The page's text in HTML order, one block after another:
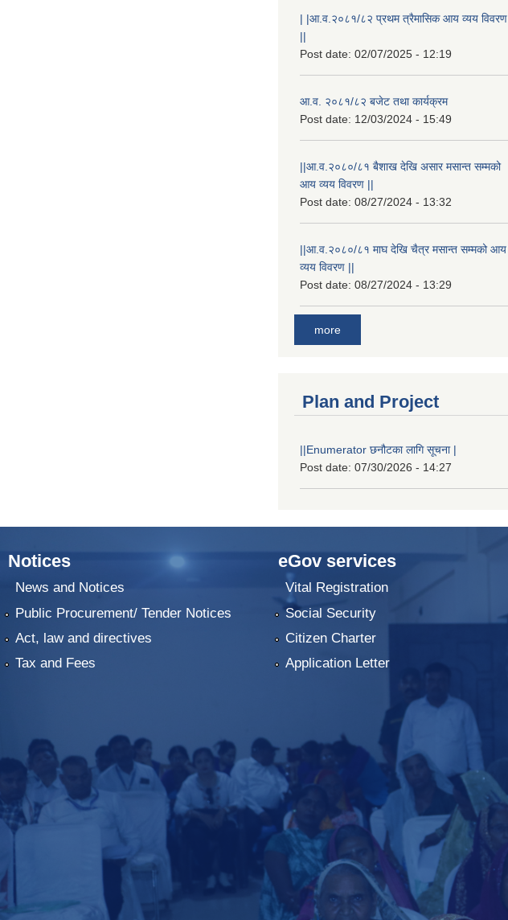
| |आ.व.२०८१/८२ प्रथम त्रैमासिक आय व्यय विवरण
||
Post date: 02/07/2025 - 12:19
आ.व. २०८१/८२ बजेट तथा कार्यक्रम
Post date: 12/03/2024 - 15:49
||आ.व.२०८०/८१ बैशाख देखि असार मसान्त सम्मको
आय व्यय विवरण ||
Post date: 08/27/2024 - 13:32
||आ.व.२०८०/८१ माघ देखि चैत्र मसान्त सम्मको आय
व्यय विवरण ||
Post date: 08/27/2024 - 13:29
more
Plan and Project
||Enumerator छनौटका लागि सूचना |
Post date: 07/30/2026 - 14:27
Notices
News and Notices
Public Procurement/ Tender Notices
Act, law and directives
Tax and Fees
eGov services
Vital Registration
Social Security
Citizen Charter
Application Letter